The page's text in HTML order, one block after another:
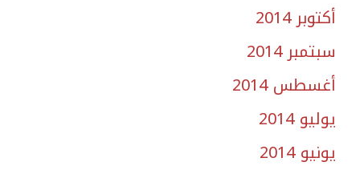
أكتوبر 2014
سبتمبر 2014
أغسطس 2014
يوليو 2014
يونيو 2014